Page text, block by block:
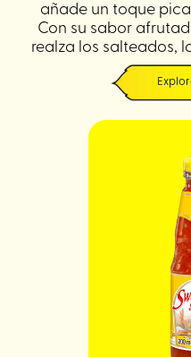
añade un toque
Con su sabor
realza los salteados,